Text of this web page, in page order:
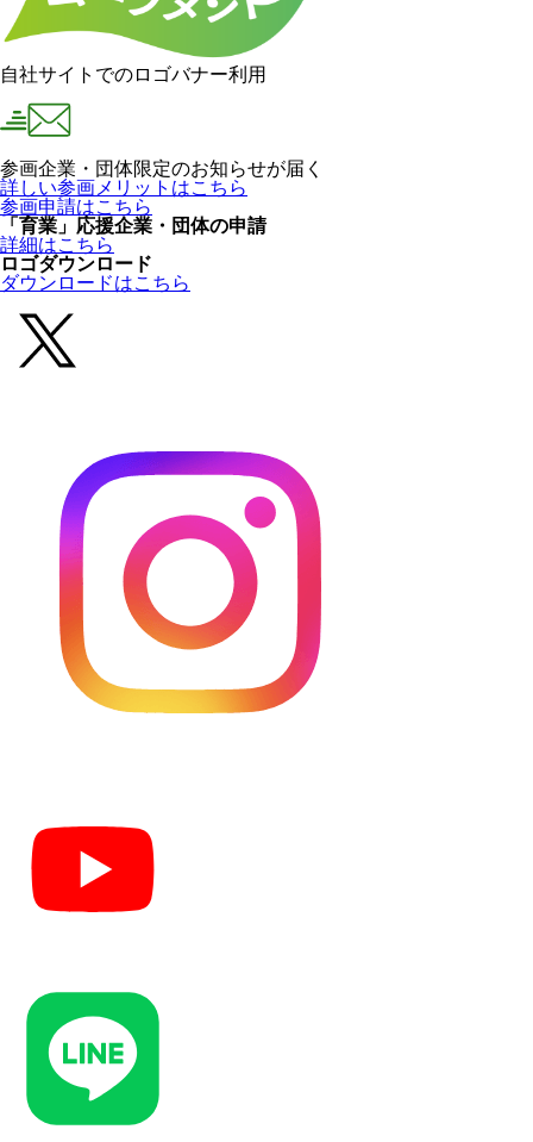
自社サイトでのロゴバナー利用
参画企業・団体限定のお知らせが届く
詳しい参画メリットはこちら
参画申請はこちら
「育業」応援企業・団体の申請
詳細はこちら
ロゴダウンロード
ダウンロードはこちら